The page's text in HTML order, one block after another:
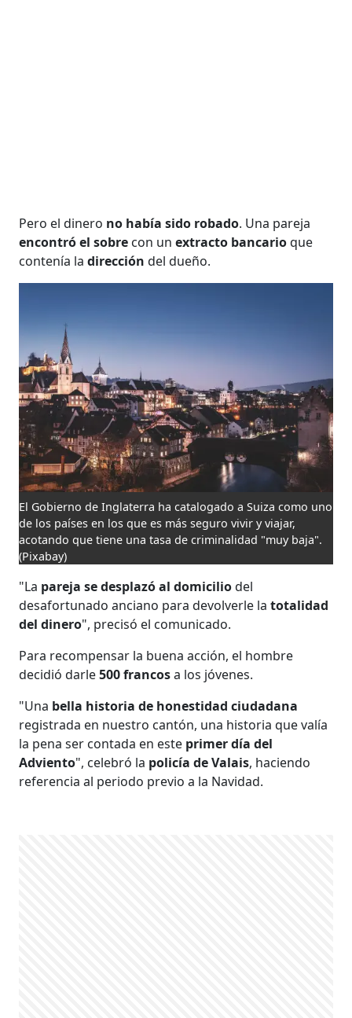
Pero el dinero no había sido robado. Una pareja
encontró el sobre con unextracto bancarioque
contenía ladirección del dueño.
El Gobierno de Inglaterra ha catalogado a Suiza como uno
de los países en los que es más seguro vivir y viajar,
acotando que tiene una tasa de criminalidad "muy baja".
(Pixabay)
"La pareja se desplazó al domiciliodel
desafortunado anciano para devolverle latotalidad
del dinero", precisó el comunicado.
Para recompensar la buena acción, el hombre
decidió darle500 francosa los jóvenes.
"Una bella historia de honestidad ciudadana
registrada en nuestro cantón, una historia que valía
la pena ser contada en este primer día del
Adviento", celebró la policía de Valais, haciendo
referencia al periodo previo a la Navidad.